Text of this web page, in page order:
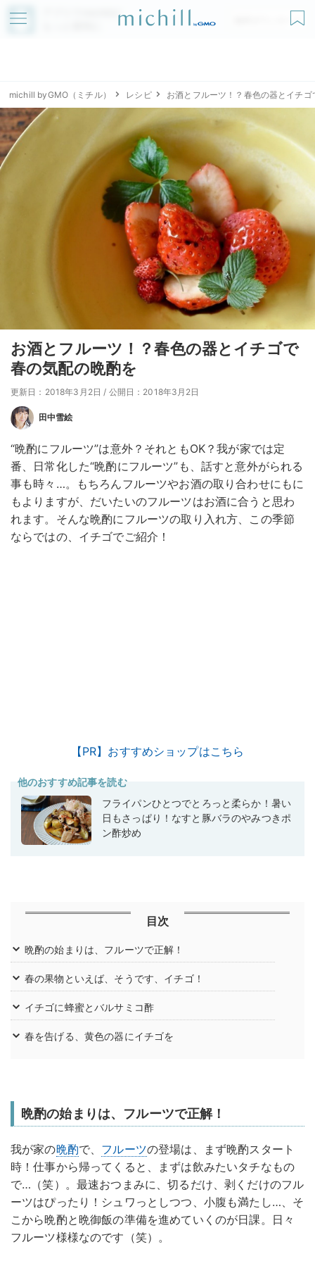
アプリでmichillが
無料ダウンロード
michill byGMO（ミチル） レシピ お酒とフルーツ！？春色の器とイチ
お酒とフルーツ！？春色の器とイチゴで
春の気配の晩酌を
更新日：2018年3月2日 / 公開日：2018年3月2日
田中雪絵
“晩酌にフルーツ”は意外？それともOK？我が家では定
番、日常化した“晩酌にフルーツ”も、話すと意外がられる
事も時々…。もちろんフルーツやお酒の取り合わせにもに
もよりますが、だいたいのフルーツはお酒に合うと思わ
れます。そんな晩酌にフルーツの取り入れ方、この季節
ならではの、イチゴでご紹介！
【PR】おすすめショップはこちら
他のおすすめ記事を読む
フライパンひとつでとろっと柔らか！暑い
日もさっぱり！なすと豚バラのやみつきポ
ン酢炒め
目次
晩酌の始まりは、フルーツで正解！
春の果物といえば、そうです、イチゴ！
イチゴに蜂蜜とバルサミコ酢
春を告げる、黄色の器にイチゴを
晩酌の始まりは、フルーツで正解！
我が家の晩酌で、 フルーツの登場は、まず晩酌スタート
時！仕事から帰ってくると、まずは飲みたいタチなもの
で…（笑）。最速おつまみに、切るだけ、剥くだけのフル
ーツはぴったり！シュワっとしつつ、小腹も満たし…、そ
こから晩酌と晩御飯の準備を進めていくのが日課。日々
フルーツ様様なのです（笑）。